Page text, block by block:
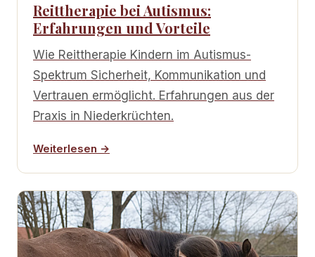
Reittherapie bei Autismus:
Erfahrungen und Vorteile
Wie Reittherapie Kindern im Autismus-
Spektrum Sicherheit, Kommunikation und
Vertrauen ermöglicht. Erfahrungen aus der
Praxis in Niederkrüchten.
Weiterlesen →